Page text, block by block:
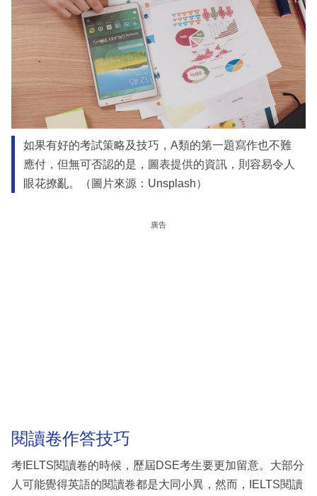
如果有好的考試策略及技巧，A類的第一題寫作也不難
應付，但無可否認的是，圖表提供的資訊，則容易令人
眼花撩亂。（圖片來源：Unsplash）
廣告
閱讀卷作答技巧
考IELTS閱讀卷的時候，歷屆DSE考生要更加留意。大部分
人可能覺得英語的閱讀卷都是大同小異，然而，IELTS閱讀